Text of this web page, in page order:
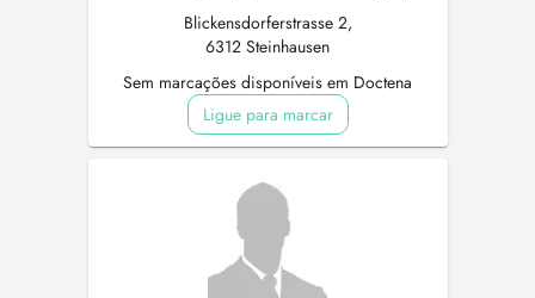
Blickensdorferstrasse 2,
6312 Steinhausen
Sem marcações disponíveis em Doctena
Ligue para marcar